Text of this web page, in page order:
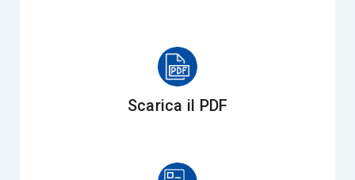
valutando l’adeguatezza delle
strategie e delle iniziative industriali che si
intendono intraprendere.
risanamento, anche in forma indiretta, con
Scarica il PDF